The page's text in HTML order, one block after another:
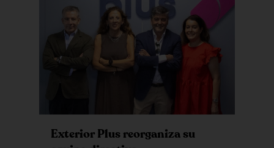
Exterior Plus reorganiza su